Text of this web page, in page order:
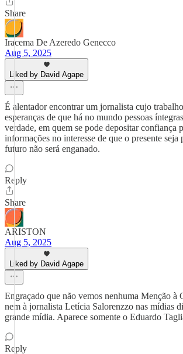
Share
Iracema De Azeredo Genecco
Aug 5, 2025
Liked by David Agape
É alentador encontrar um jornalista cujo
esperanças de que há no mundo pessoas
verdade, em quem se pode depositar confiança
informações no interesse de que o presente seja
futuro não será enganado.
Reply
Share
ARISTON
Aug 5, 2025
Liked by David Agape
Engraçado que não vemos nenhuma Menção à
nem à jornalista Letícia Salorenzzo nas mídias
grande mídia. Aparece somente o Eduardo
Reply